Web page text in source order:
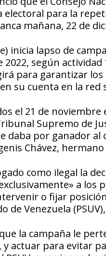
para la
mañana, 22 de
inicia lapso de
según
para garantizar
su cuenta en la red
el 21 de
Supremo de
daba por ganador
Chávez,
como ilegal la
a los
o fijar
de Venezuela
la campaña le
actuar para evitar